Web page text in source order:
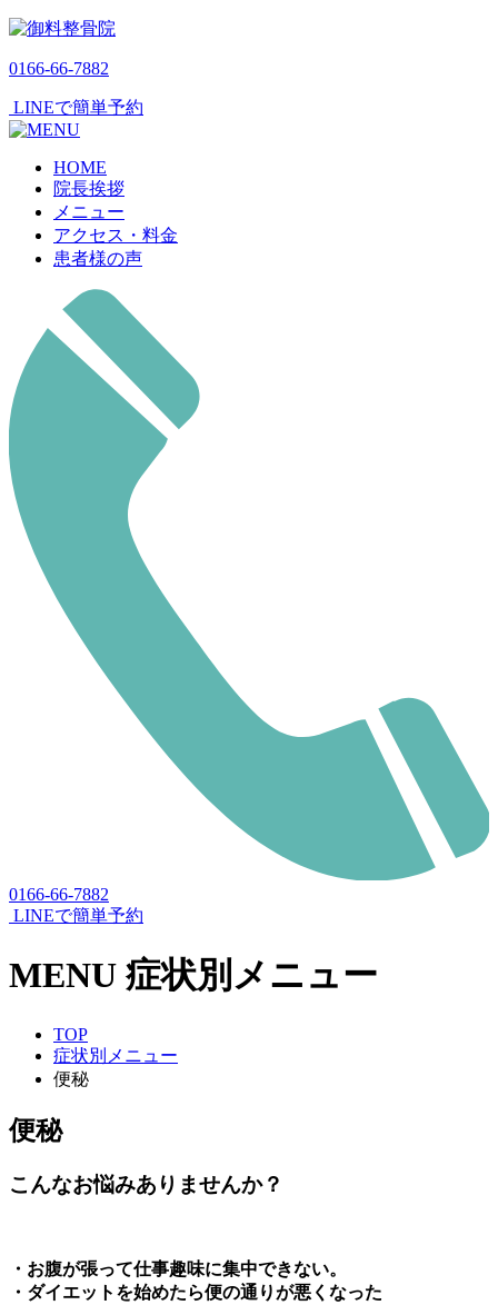
0166-66-7882
LINEで簡単予約
HOME
院長挨拶
メニュー
アクセス・料金
患者様の声
0166-66-7882
LINEで簡単予約
MENU 症状別メニュー
TOP
症状別メニュー
便秘
便秘
こんなお悩みありませんか？
・お腹が張って仕事趣味に集中できない。
・ダイエットを始めたら便の通りが悪くなった